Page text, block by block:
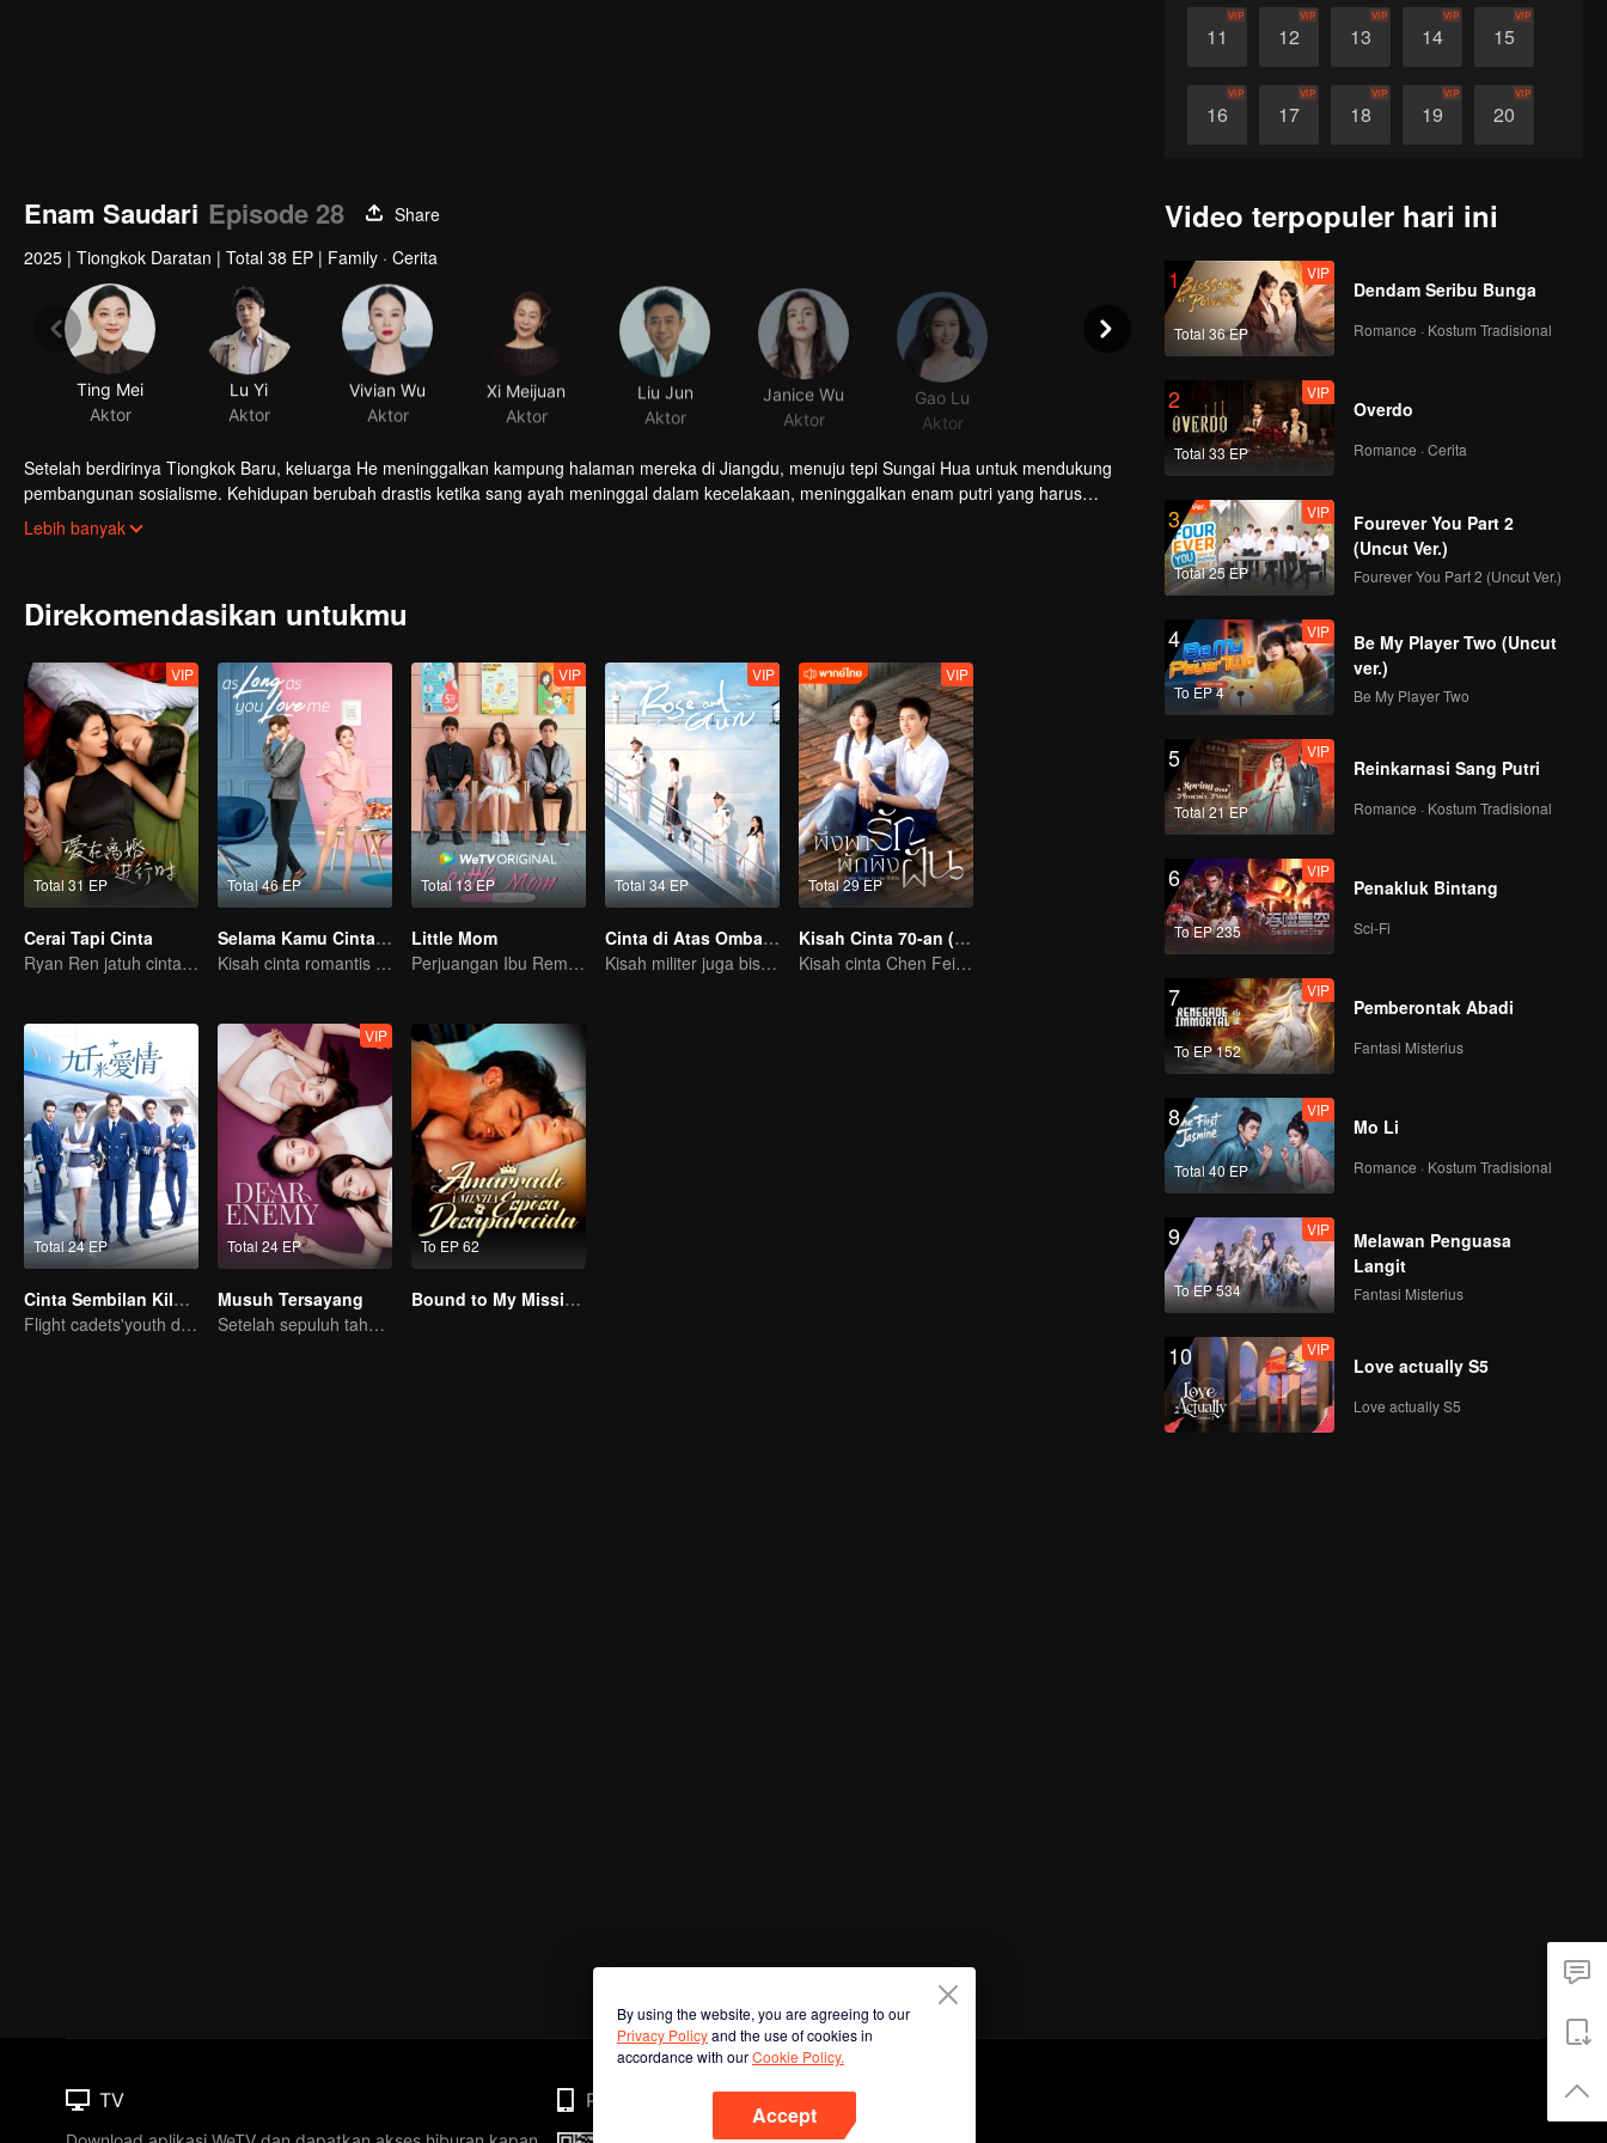
11
VIP
12
VIP
13
VIP
14
VIP
15
VIP
16
VIP
17
VIP
18
VIP
19
VIP
20
VIP
26 27
Enam Saudari Episode 28
Share
2025 | Tiongkok Daratan | Total 38 EP | Family · Cerita
Ting Mei
Aktor
Lu Yi
Aktor
Vivian Wu
Aktor
Xi Meijuan
Aktor
Liu Jun
Aktor
Janice Wu
Aktor
Gao Lu
Aktor
Setelah berdirinya Tiongkok Baru, keluarga He meninggalkan kampung halaman mereka di Jiangdu, menuju tepi Sungai Hua untuk mendukung
pembangunan sosialisme. Kehidupan berubah drastis ketika sang ayah meninggal dalam kecelakaan, meninggalkan enam putri yang harus
menghadapi kehidupan bersama. Bagaimana mereka bertahan di tengah kerasnya kehidupan?
Lebih banyak
Direkomendasikan untukmu
Total 31 EP
VIP
Cerai Tapi Cinta
Ryan Ren jatuh cinta setelah gugat cerai Istrinya?!
Total 46 EP
Selama Kamu Cinta Aku
Kisah cinta romantis Dylan Xiong dan Lai Yumeng
Total 13 EP
VIP
Little Mom
Perjuangan Ibu Remaja: Kisah di Usia 16 Tahun
Total 34 EP
VIP
Cinta di Atas Ombak Biru
Kisah militer juga bisa romantis?
Total 29 EP
VIP
Kisah Cinta 70-an (Thai Ver.)
Kisah cinta Chen Feiyu & Sun Qian nan romantis
Total 24 EP
Cinta Sembilan Kilometer
Flight cadets'youth dream-driven journey
Total 24 EP
VIP
Musuh Tersayang
Setelah sepuluh tahun, sahabat sejoli ini bertemu kembali..
To EP 62
Bound to My Missing Wife
Video terpopuler hari ini
1
Total 36 EP
VIP
Dendam Seribu Bunga
Romance · Kostum Tradisional
2
Total 33 EP
VIP
Overdo
Romance · Cerita
3
Total 25 EP
VIP
Fourever You Part 2
(Uncut Ver.)
Fourever You Part 2 (Uncut Ver.)
4
To EP 4
VIP
Be My Player Two (Uncut
ver.)
Be My Player Two
5
Total 21 EP
VIP
Reinkarnasi Sang Putri
Romance · Kostum Tradisional
6
To EP 235
VIP
Penakluk Bintang
Sci-Fi
7
To EP 152
VIP
Pemberontak Abadi
Fantasi Misterius
8
Total 40 EP
VIP
Mo Li
Romance · Kostum Tradisional
9
To EP 534
VIP
Melawan Penguasa
Langit
Fantasi Misterius
10 VIP
Love actually S5
Love actually S5
By using the website, you are agreeing to our
Privacy Policyand the use of cookies in
accordance with ourCookie Policy.
Accept
TV Phone